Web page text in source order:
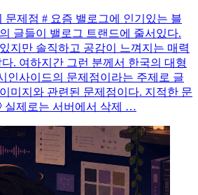
문제점 # 요즘 밸로그에 인기있는 블
글들이 밸로그 트랜드에 줄서있다.
지만 솔직하고 공감이 느껴지는 매력
. 여하지간 그런 분께서 한국의 대형
인사이드의 문제점이라는 주제로 글
미지와 관련된 문제점이다. 지적한 문
실제로는 서버에서 삭제 …